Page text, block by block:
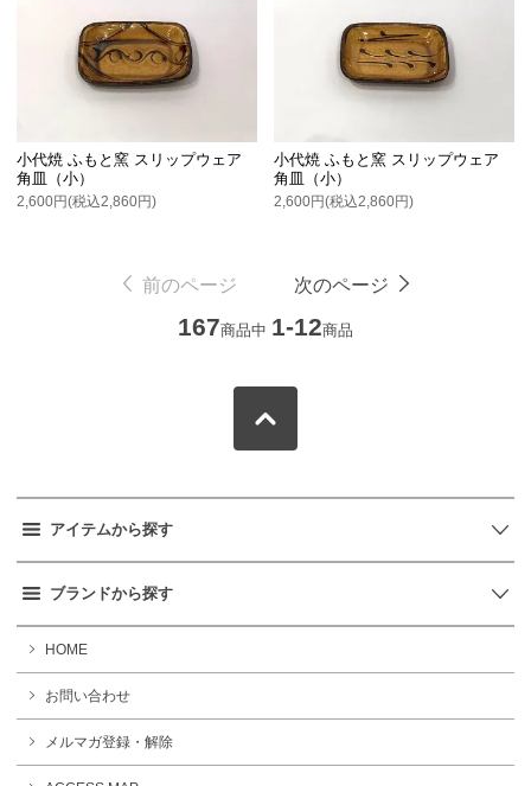
小代焼 ふもと窯 スリップウェア
角皿（小）
2,600円(税込2,860円)
小代焼 ふもと窯 スリップウェア
角皿（小）
2,600円(税込2,860円)
前のページ 次のページ
167商品中 1-12商品
アイテムから探す
ブランドから探す
HOME
お問い合わせ
メルマガ登録・解除